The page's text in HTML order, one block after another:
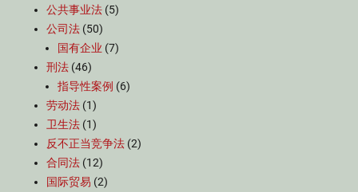
公共事业法 (5)
公司法 (50)
国有企业 (7)
刑法 (46)
指导性案例 (6)
劳动法 (1)
卫生法 (1)
反不正当竞争法 (2)
合同法 (12)
国际贸易 (2)